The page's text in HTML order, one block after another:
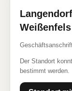
Weißenfels
Der Standort
bestimmt werden.